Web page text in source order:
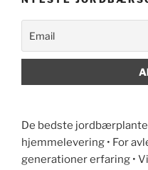
De bedste
hjemmelevering • For
generationer erfaring •